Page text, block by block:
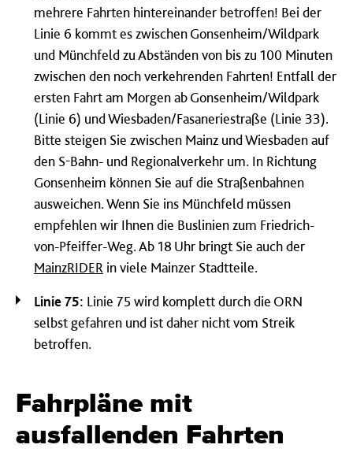
mehrere Fahrten hintereinander betroffen! Bei der
Linie 6 kommt es zwischen Gonsenheim/Wildpark
und Münchfeld zu Abständen von bis zu 100 Minuten
zwischen den noch verkehrenden Fahrten! Entfall der
ersten Fahrt am Morgen ab Gonsenheim/Wildpark
(Linie 6) und Wiesbaden/Fasaneriestraße (Linie 33).
Bitte steigen Sie zwischen Mainz und Wiesbaden auf
den S-Bahn- und Regionalverkehr um. In Richtung
Gonsenheim können Sie auf die Straßenbahnen
ausweichen. Wenn Sie ins Münchfeld müssen
empfehlen wir Ihnen die Buslinien zum Friedrich-
von-Pfeiffer-Weg. Ab 18 Uhr bringt Sie auch der
MainzRIDER in viele Mainzer Stadtteile.
Linie 75: Linie 75 wird komplett durch die ORN
selbst gefahren und ist daher nicht vom Streik
betroffen.
Fahrpläne mit
ausfallenden Fahrten